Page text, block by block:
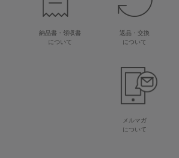
納品書・領収書
について
返品・交換
について
メルマガ
について